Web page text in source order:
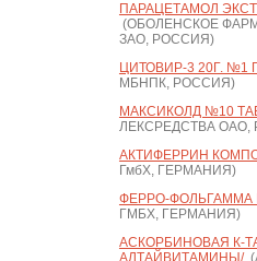
ПАРАЦЕТАМОЛ
(ОБОЛЕНСКОЕ
ЗАО, РОССИЯ)
ЦИТОВИР-3 20Г. №1
МБНПК, РОССИЯ)
МАКСИКОЛД №10
ЛЕКСРЕДСТВА ОАО,
АКТИФЕРРИН
ГмбХ, ГЕРМАНИЯ)
ФЕРРО-ФОЛЬГАММА
ГМБХ, ГЕРМАНИЯ)
АСКОРБИНОВАЯ К-
АЛТАЙВИТАМИНЫ/